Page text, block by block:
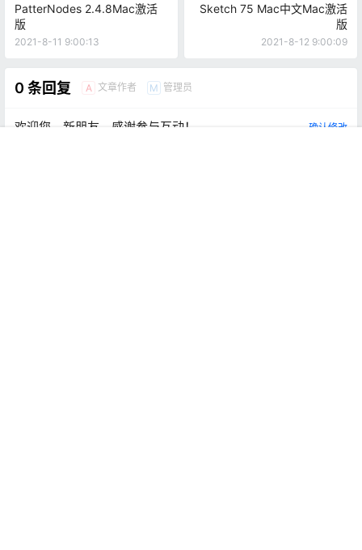
PatterNodes 2.4.8Mac激活
版
2021-8-11 9:00:13
Sketch 75 Mac中文Mac激活
版
2021-8-12 9:00:09
0 条回复 A 文章作者 M 管理员
欢迎您，新朋友，感谢参与互动！ 确认修改